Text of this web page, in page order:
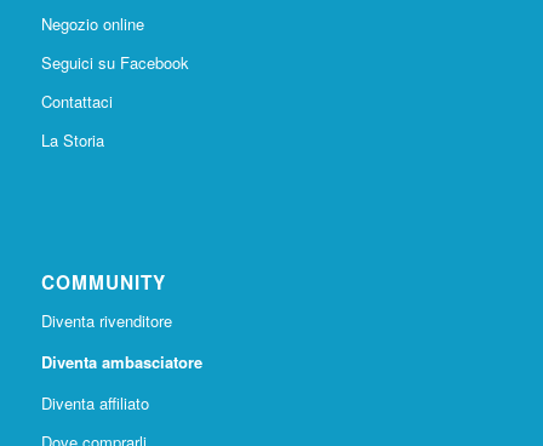
Negozio online
Seguici su Facebook
Contattaci
La Storia
COMMUNITY
Diventa rivenditore
Diventa ambasciatore
Diventa affiliato